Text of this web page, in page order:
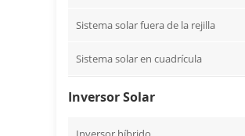
Sistema solar fuera de la rejilla
Sistema solar en cuadrícula
Inversor Solar